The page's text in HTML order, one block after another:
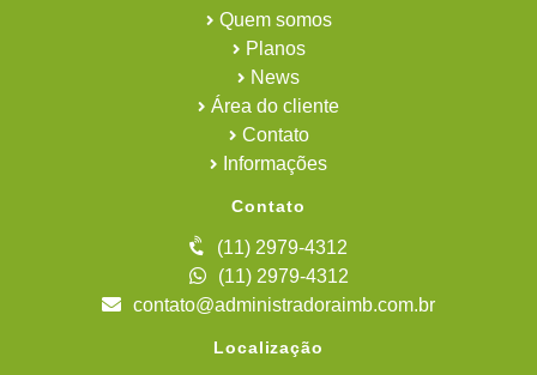
Quem somos
Planos
News
Área do cliente
Contato
Informações
Contato
(11) 2979-4312
(11) 2979-4312
contato@administradoraimb.com.br
Localização